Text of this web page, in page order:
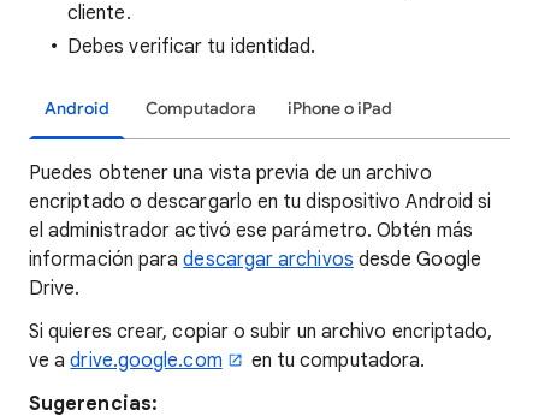
cliente.
Debes verificar tu identidad.
Android Computadora iPhone o iPad
Puedes obtener una vista previa de un archivo
encriptado o descargarlo en tu dispositivo Android si
el administrador activó ese parámetro. Obtén más
información paradescargar archivos desde Google
Drive.
Si quieres crear, copiar o subir un archivo encriptado,
ve adrive.google.com
en tu computadora.
Sugerencias: